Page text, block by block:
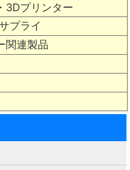
3Dプリンター
プライ
関連製品